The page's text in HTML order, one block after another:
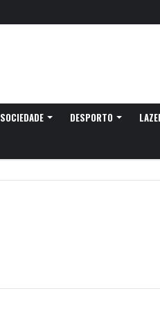
SOCIEDADE DESPORTO